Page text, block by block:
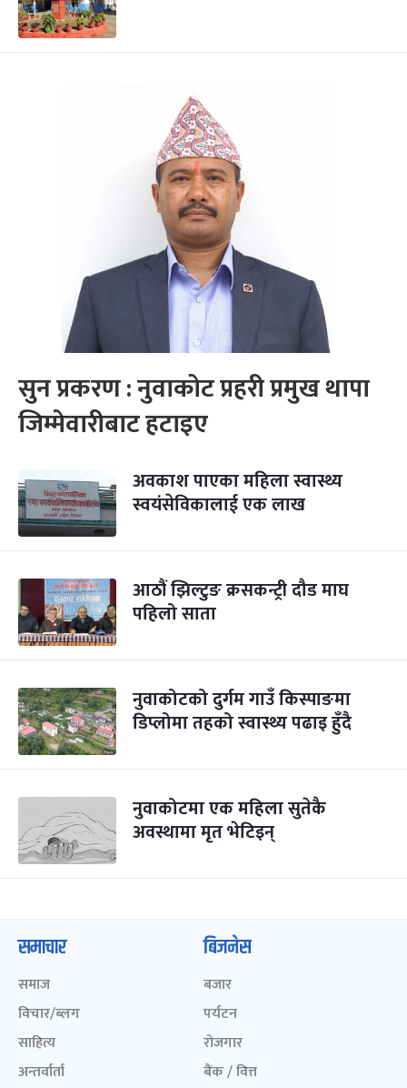
सुन प्रकरण : नुवाकोट प्रहरी प्रमुख थापा
जिम्मेवारीबाट हटाइए
अवकाश पाएका महिला स्वास्थ्य
स्वयंसेविकालाई एक लाख
आठौं झिल्टुङ क्रसकन्ट्री दौड माघ
पहिलो साता
नुवाकोटको दुर्गम गाउँ किस्पाङमा
डिप्लोमा तहको स्वास्थ्य पढाइ हुँदै
नुवाकोटमा एक महिला सुतेकै
अवस्थामा मृत भेटिइन्
समाचार
समाज
विचार/ब्लग
साहित्य
अन्तर्वार्ता
बिजनेस
बजार
पर्यटन
रोजगार
बैंक / वित्त